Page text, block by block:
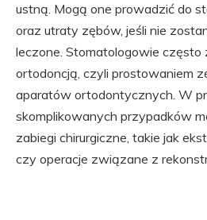
ustną. Mogą one prowadzić do
oraz utraty zębów, jeśli nie
leczone. Stomatologowie często
ortodoncją, czyli prostowaniem
aparatów ortodontycznych. W
skomplikowanych przypadków
zabiegi chirurgiczne, takie jak
czy operacje związane z